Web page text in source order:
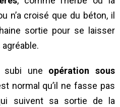
n’a croisé que du béton, il
sortie pour se laisser
subi une opération sous
normal qu’il ne fasse pas
suivent sa sortie de la